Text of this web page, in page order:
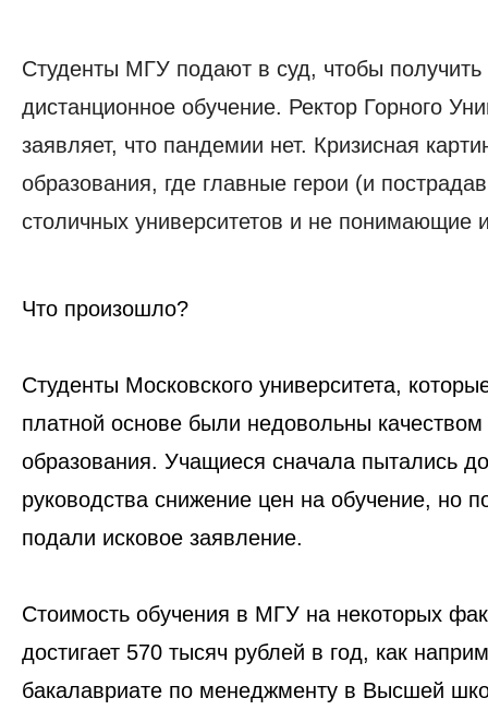
Студенты МГУ подают в суд, чтобы получить
дистанционное обучение. Ректор Горного
заявляет, что пандемии нет. Кризисная
образования, где главные герои (и
столичных университетов и не понимающие
Что произошло?
Студенты Московского университета,
платной основе были недовольны качеством
образования. Учащиеся сначала пытались
руководства снижение цен на обучение, но
подали исковое заявление.
Стоимость обучения в МГУ на некоторых
достигает 570 тысяч рублей в год, как
бакалавриате по менеджменту в Высшей